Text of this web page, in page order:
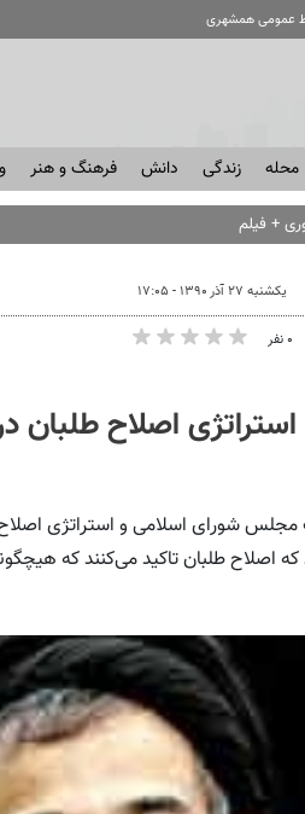
عمومی همشهری
محله زندگی دانش فرهنگ و هنر
+ فیلم
یکشنبه ۲۷ آذر ۱۳۹۰ - ۱۷:۰۵
۰ نفر
اصلاح طلبان
مجلس شورای اسلامی و استراتژی
اصلاح طلبان تاکید می‌کنند که
در لحظه
فیلم